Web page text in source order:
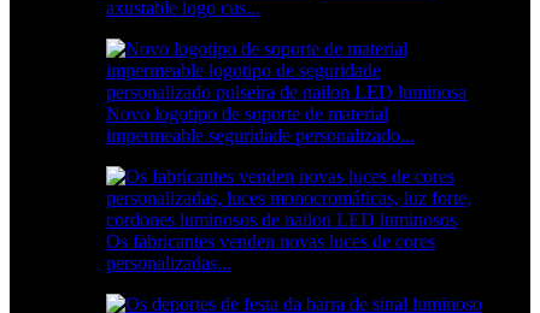
axustable logo cus...
Novo logotipo de soporte de material
impermeable seguridade personalizado...
Os fabricantes venden novas luces de cores
personalizadas...